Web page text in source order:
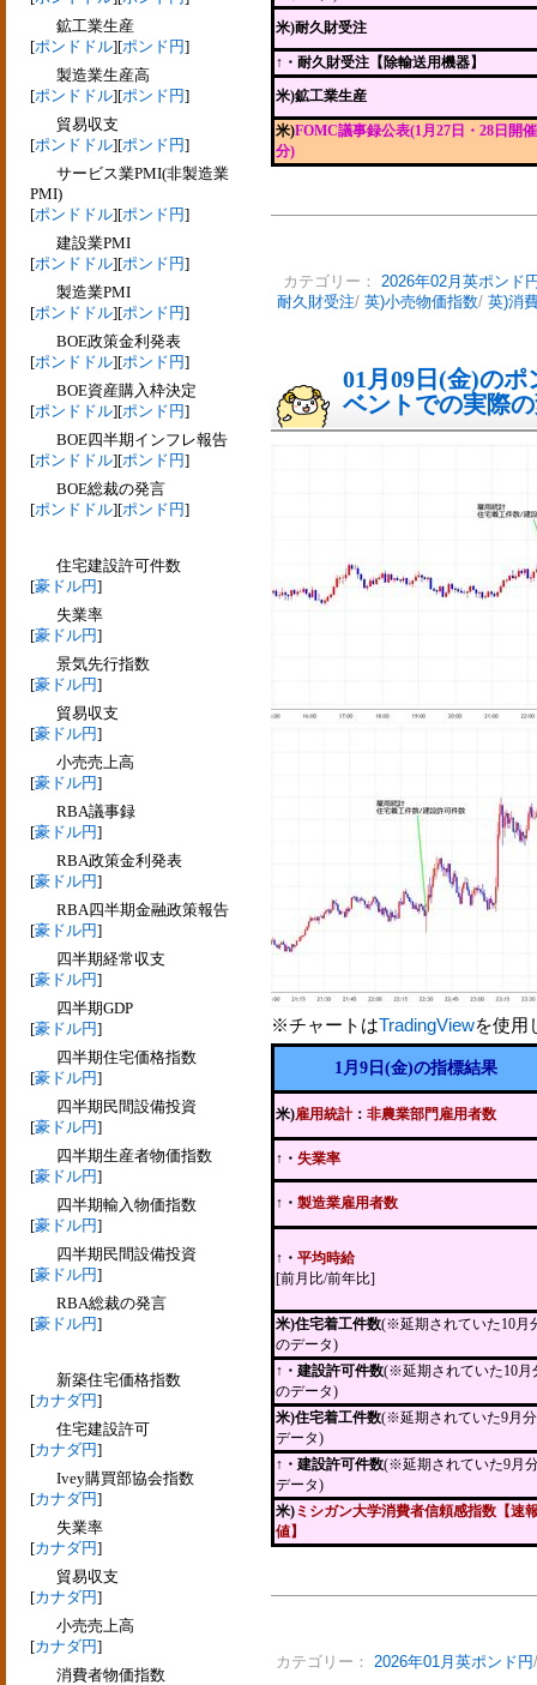
鉱工業生産
[ポンドドル][ポンド円]
製造業生産高
[ポンドドル][ポンド円]
貿易収支
[ポンドドル][ポンド円]
サービス業PMI(非製造業
PMI)
[ポンドドル][ポンド円]
建設業PMI
[ポンドドル][ポンド円]
製造業PMI
[ポンドドル][ポンド円]
BOE政策金利発表
[ポンドドル][ポンド円]
BOE資産購入枠決定
[ポンドドル][ポンド円]
BOE四半期インフレ報告
[ポンドドル][ポンド円]
BOE総裁の発言
[ポンドドル][ポンド円]
住宅建設許可件数
[豪ドル円]
失業率
[豪ドル円]
景気先行指数
[豪ドル円]
貿易収支
[豪ドル円]
小売売上高
[豪ドル円]
RBA議事録
[豪ドル円]
RBA政策金利発表
[豪ドル円]
RBA四半期金融政策報告
[豪ドル円]
四半期経常収支
[豪ドル円]
四半期GDP
[豪ドル円]
四半期住宅価格指数
[豪ドル円]
四半期民間設備投資
[豪ドル円]
四半期生産者物価指数
[豪ドル円]
四半期輸入物価指数
[豪ドル円]
四半期民間設備投資
[豪ドル円]
RBA総裁の発言
[豪ドル円]
新築住宅価格指数
[カナダ円]
住宅建設許可
[カナダ円]
Ivey購買部協会指数
[カナダ円]
失業率
[カナダ円]
貿易収支
[カナダ円]
小売売上高
[カナダ円]
消費者物価指数
米)耐久財受注
↑ ・耐久財受注【除輸送用機器】
米)鉱工業生産
米)FOMC議事録公表(1月27日・28日開催
分)
カテゴリー： 2026年02月英ポンド
耐久財受注/ 英)小売物価指数/ 英)消
01月09日(金)の
ベントでの実際
※チャートはTradingViewを使用
1月9日(金)の指標結果
米)雇用統計： 非農業部門雇用者数
↑・ 失業率
↑・ 製造業雇用者数
↑・ 平均時給
[前月比/前年比]
米)住宅着工件数(※延期されていた10月
のデータ)
↑・建設許可件数(※延期されていた10月
のデータ)
米)住宅着工件数(※延期されていた9月
データ)
↑・建設許可件数(※延期されていた9月
データ)
米) ミシガン大学消費者信頼感指数【速
値】
カテゴリー： 2026年01月英ポンド円